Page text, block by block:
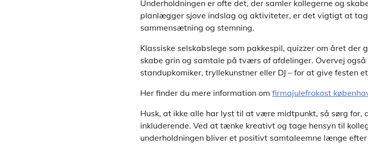
Underholdningen er ofte det, der samler kollegerne og
planlægger sjove indslag og aktiviteter, er det vigtigt at
sammensætning og stemning.
Klassiske selskabslege som pakkespil, quizzer om året der
skabe grin og samtale på tværs af afdelinger. Overvej
standupkomiker, tryllekunstner eller DJ – for at give festen
Her finder du mere information om firmajulefrokost
Husk, at ikke alle har lyst til at være midtpunkt, så sørg for,
inkluderende. Ved at tænke kreativt og tage hensyn til
underholdningen bliver et positivt samtaleemne længe